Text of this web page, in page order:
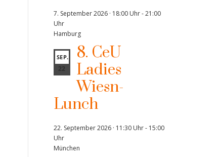
7. September 2026 · 18:00 Uhr-21:00
Uhr
Hamburg
SEP.
22
8. CeU
Ladies
Wiesn-
Lunch
22. September 2026 · 11:30 Uhr- 15:00
Uhr
München